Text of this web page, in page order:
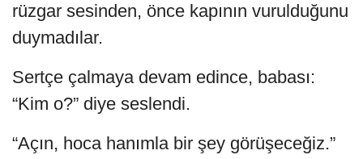
rüzgar sesinden, önce kapının vurulduğunu
duymadılar.
Sertçe çalmaya devam edince, babası:
“Kim o?” diye seslendi.
“Açın, hoca hanımla bir şey görüşeceğiz.”